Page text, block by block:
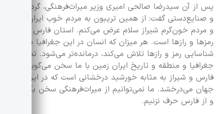
پس از آن سیدرضا صالحی امیری وزیر میراث‌فرهنگی، گردشگری
و صنایع‌دستی گفت: از همین تریبون به مردم خوب ایران زمین
و مردم خون‌گرم شیراز سلام عرض می‌کنم. استان فارس استان
رمزها و رازها است. هر میزان که انسان در این جغرافیا برای
شناسایی رمز و رازها تلاش می‌کند، درمانده‌تر می‌شود‌. تمام این
جغرافیا و منطقه و تاریخ ایران زمین با ما‌ سخن‌ می‌گوید.
فارس و شیراز به مثابه خورشید درخشانی است که در ایران و
جهان می‌درخشد. ما نمی‌توانیم از میراث‌فرهنگی سخن بگوییم
و از فارس حرف نزنیم.‌